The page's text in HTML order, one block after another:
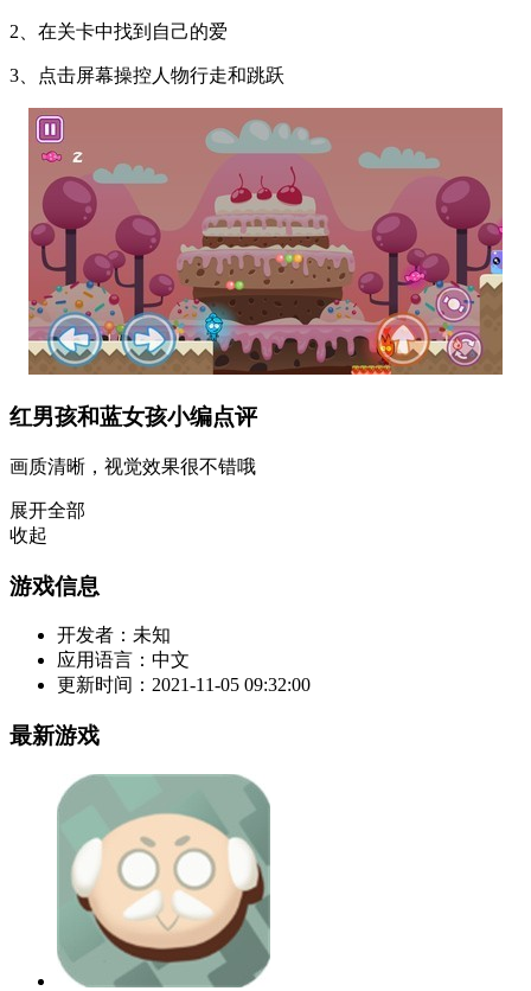
2、在关卡中找到自己的爱
3、点击屏幕操控人物行走和跳跃
红男孩和蓝女孩小编点评
画质清晰，视觉效果很不错哦
展开全部
收起
游戏信息
开发者： 未知
应用语言： 中文
更新时间： 2021-11-05 09:32:00
最新游戏